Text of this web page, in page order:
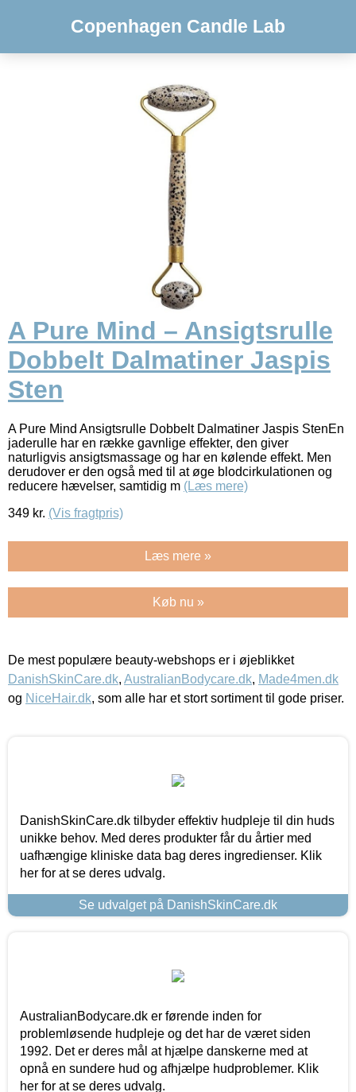
Copenhagen Candle Lab
A Pure Mind – Ansigtsrulle
Dobbelt Dalmatiner Jaspis
Sten
A Pure Mind Ansigtsrulle Dobbelt Dalmatiner Jaspis StenEn
jaderulle har en række gavnlige effekter, den giver
naturligvis ansigtsmassage og har en kølende effekt. Men
derudover er den også med til at øge blodcirkulationen og
reducere hævelser, samtidig m (Læs mere)
349 kr. (Vis fragtpris)
Læs mere »
Køb nu »
De mest populære beauty-webshops er i øjeblikket
DanishSkinCare.dk, AustralianBodycare.dk, Made4men.dk
og NiceHair.dk, som alle har et stort sortiment til gode priser.
DanishSkinCare.dk tilbyder effektiv hudpleje til din huds
unikke behov. Med deres produkter får du årtier med
uafhængige kliniske data bag deres ingredienser. Klik
her for at se deres udvalg.
Se udvalget på DanishSkinCare.dk
AustralianBodycare.dk er førende inden for
problemløsende hudpleje og det har de været siden
1992. Det er deres mål at hjælpe danskerne med at
opnå en sundere hud og afhjælpe hudproblemer. Klik
her for at se deres udvalg.